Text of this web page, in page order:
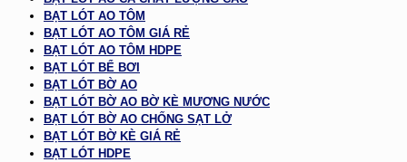
BẠT LÓT AO TÔM
BẠT LÓT AO TÔM GIÁ RẺ
BẠT LÓT AO TÔM HDPE
BẠT LÓT BỂ BƠI
BẠT LÓT BỜ AO
BẠT LÓT BỜ AO BỜ KÈ MƯƠNG NƯỚC
BẠT LÓT BỜ AO CHỐNG SẠT LỞ
BẠT LÓT BỜ KÈ GIÁ RẺ
BẠT LÓT HDPE